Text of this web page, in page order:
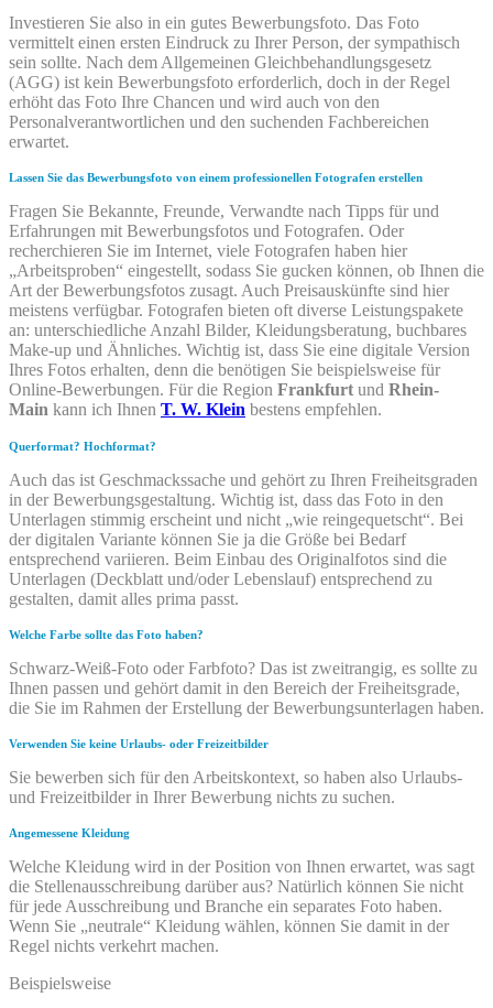
Investieren Sie also in ein gutes Bewerbungsfoto. Das Foto
vermittelt einen ersten Eindruck zu Ihrer Person, der sympathisch
sein sollte. Nach dem Allgemeinen Gleichbehandlungsgesetz
(AGG) ist kein Bewerbungsfoto erforderlich, doch in der Regel
erhöht das Foto Ihre Chancen und wird auch von den
Personalverantwortlichen und den suchenden Fachbereichen
erwartet.
Lassen Sie das Bewerbungsfoto von einem professionellen Fotografen erstellen
Fragen Sie Bekannte, Freunde, Verwandte nach Tipps für und
Erfahrungen mit Bewerbungsfotos und Fotografen. Oder
recherchieren Sie im Internet, viele Fotografen haben hier
„Arbeitsproben“ eingestellt, sodass Sie gucken können, ob Ihnen die
Art der Bewerbungsfotos zusagt. Auch Preisauskünfte sind hier
meistens verfügbar. Fotografen bieten oft diverse Leistungspakete
an: unterschiedliche Anzahl Bilder, Kleidungsberatung, buchbares
Make-up und Ähnliches. Wichtig ist, dass Sie eine digitale Version
Ihres Fotos erhalten, denn die benötigen Sie beispielsweise für
Online-Bewerbungen. Für die Region Frankfurt und Rhein-
Main kann ich Ihnen T. W. Klein bestens empfehlen.
Querformat? Hochformat?
Auch das ist Geschmackssache und gehört zu Ihren Freiheitsgraden
in der Bewerbungsgestaltung. Wichtig ist, dass das Foto in den
Unterlagen stimmig erscheint und nicht „wie reingequetscht“. Bei
der digitalen Variante können Sie ja die Größe bei Bedarf
entsprechend variieren. Beim Einbau des Originalfotos sind die
Unterlagen (Deckblatt und/oder Lebenslauf) entsprechend zu
gestalten, damit alles prima passt.
Welche Farbe sollte das Foto haben?
Schwarz-Weiß-Foto oder Farbfoto? Das ist zweitrangig, es sollte zu
Ihnen passen und gehört damit in den Bereich der Freiheitsgrade,
die Sie im Rahmen der Erstellung der Bewerbungsunterlagen haben.
Verwenden Sie keine Urlaubs- oder Freizeitbilder
Sie bewerben sich für den Arbeitskontext, so haben also Urlaubs-
und Freizeitbilder in Ihrer Bewerbung nichts zu suchen.
Angemessene Kleidung
Welche Kleidung wird in der Position von Ihnen erwartet, was sagt
die Stellenausschreibung darüber aus? Natürlich können Sie nicht
für jede Ausschreibung und Branche ein separates Foto haben.
Wenn Sie „neutrale“ Kleidung wählen, können Sie damit in der
Regel nichts verkehrt machen.
Beispielsweise